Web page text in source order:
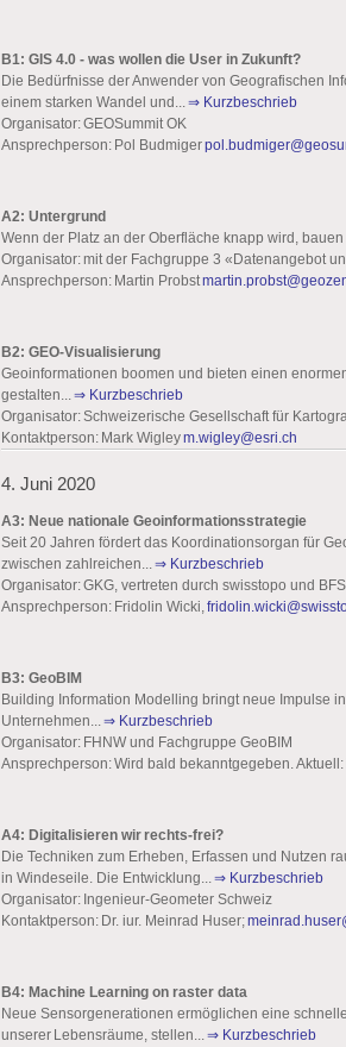
B1: GIS 4.0 - was wollen die User in Zukunft?
Die Bedürfnisse der Anwender von Geografischen
einem starken Wandel und...⇒ Kurzbeschrieb
Organisator: GEOSummit OK
Ansprechperson: Pol Budmiger
A2: Untergrund
Wenn der Platz an der Oberfläche knapp wird,
Organisator: mit der Fachgruppe 3 «Datenangebot
Ansprechperson: Martin Probst
B2: GEO-Visualisierung
Geoinformationen boomen und bieten einen
gestalten...⇒ Kurzbeschrieb
Organisator: Schweizerische Gesellschaft für
Kontaktperson: Mark Wigleym.wigley@esri.ch
4. Juni 2020
A3: Neue nationale Geoinformationsstrategie
Seit 20 Jahren fördert das Koordinationsorgan für
zwischen zahlreichen...⇒ Kurzbeschrieb
Organisator: GKG, vertreten durch swisstopo und BFS
Ansprechperson: Fridolin Wicki,
B3: GeoBIM
Building Information Modelling bringt neue Impulse
Unternehmen...⇒ Kurzbeschrieb
Organisator: FHNW und Fachgruppe GeoBIM
Ansprechperson: Wird bald bekanntgegeben. Aktuell:
A4: Digitalisieren wir rechts-frei?
Die Techniken zum Erheben, Erfassen und Nutzen
in Windeseile. Die Entwicklung...⇒ Kurzbeschrieb
Organisator: Ingenieur-Geometer Schweiz
Kontaktperson: Dr. iur. Meinrad Huser;
B4: Machine Learning on raster data
Neue Sensorgenerationen ermöglichen eine
unserer Lebensräume, stellen...⇒ Kurzbeschrieb